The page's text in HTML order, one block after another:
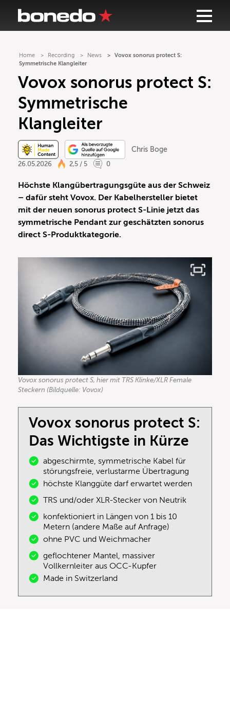
Home Recording News
Vovox sonorus protect S:
Symmetrische Klangleiter
Vovox sonorus protect S:
Symmetrische
Klangleiter
Chris Boge
26.05.2026
2,5 / 5 0
Höchste Klangübertragungsgüte aus der Schweiz
– dafür steht Vovox. Der Kabelhersteller bietet
mit der neuen sonorus protect S-Linie jetzt das
symmetrische Pendant zur geschätzten sonorus
direct S-Produktkategorie.
Vovox sonorus protect S, hier mit TRS Klinke/XLR Female
Steckern (Bildquelle: Vovox)
Vovox sonorus protect S:
Das Wichtigste in Kürze
abgeschirmte, symmetrische Kabel für
störungsfreie, verlustarme Übertragung
höchste Klanggüte darf erwartet werden
TRS und/oder XLR-Stecker von Neutrik
konfektioniert in Längen von 1 bis 10
Metern (andere Maße auf Anfrage)
ohne PVC und Weichmacher
geflochtener Mantel, massiver
Vollkernleiter aus OCC-Kupfer
Made in Switzerland